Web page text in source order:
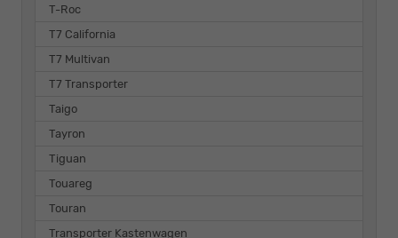
T-Roc
T7 California
T7 Multivan
T7 Transporter
Taigo
Tayron
Tiguan
Touareg
Touran
Transporter Kastenwagen